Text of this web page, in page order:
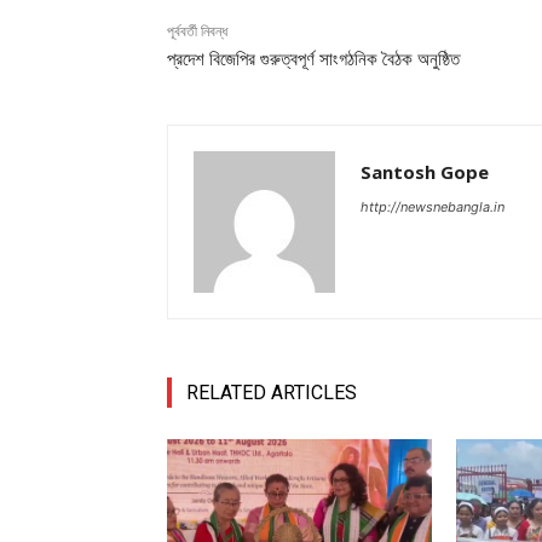
পূর্ববর্তী নিবন্ধ
প্রদেশ বিজেপির গুরুত্বপূর্ণ সাংগঠনিক বৈঠক অনুষ্ঠিত
Santosh Gope
http://newsnebangla.in
RELATED ARTICLES